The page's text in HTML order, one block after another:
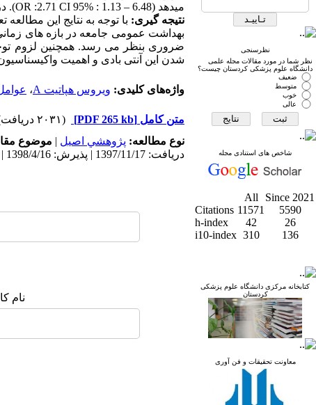
نظرسنجی
نظر شما در مورد مقالات مجله علمی
دانشگاه علوم پزشکی کردستان چیست؟
ضعیف
متوسط
خوب
عالی
شاخص های استنادی مجله
All
Since 2021
Citations 11571
5590
h-index
42
26
i10-index 310 136
کتابخانه مرکزی دانشگاه علوم پزشکی
کردستان
معاونت تحقیقات و فن آوری
می­دهد (6.48
–
CI
OR
).
نتیجه­ گیری: با توجه به نتایج این
بهداشت عمومی جامعه در بازه های
ضروری بنظر می رسد. همچنین لزوم توجه
شدن این آنتی بادی و اهمیت
واژه‌های کلیدی: ویروس هپاتیت A ،
متن کامل [PDF 265 kb]
(۲۰۳۱ دریافت)
نوع مطالعه: پژوهشي اصیل | موضوع
دریافت: 1397/11/17 | پذیرش: 1398/4/16 | انتشار: 1398/4/24
نام